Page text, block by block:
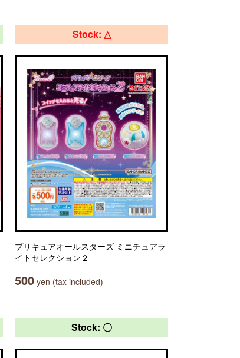
Stock: △
プリキュアオールスターズ ミニチュアラ
イトセレクション２
500 yen (tax included)
Stock: 〇